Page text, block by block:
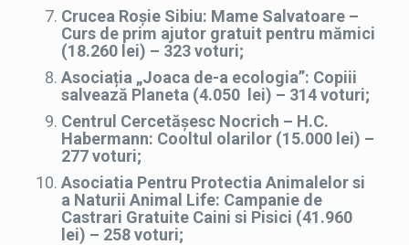
Crucea Roșie Sibiu: Mame Salvatoare –
Curs de prim ajutor gratuit pentru mămici
(18.260 lei) – 323 voturi;
Asociația „Joaca de-a ecologia”: Copiii
salvează Planeta (4.050 lei) – 314 voturi;
Centrul Cercetășesc Nocrich – H.C.
Habermann: Cooltul olarilor (15.000 lei) –
277 voturi;
Asociatia Pentru Protectia Animalelor si
a Naturii Animal Life: Campanie de
Castrari Gratuite Caini si Pisici (41.960
lei) – 258voturi;